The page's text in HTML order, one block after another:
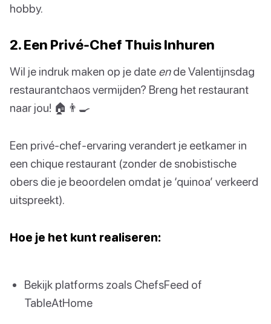
hobby.
2. Een Privé-Chef Thuis Inhuren
Wil je indruk maken op je date ende Valentijnsdag
restaurantchaos vermijden? Breng het restaurant
naar jou! 🏠👨‍🍳
Een privé-chef-ervaring verandert je eetkamer in
een chique restaurant (zonder de snobistische
obers die je beoordelen omdat je ‘quinoa’ verkeerd
uitspreekt).
Hoe je het kunt realiseren:
Bekijk platforms zoals ChefsFeed of
TableAtHome